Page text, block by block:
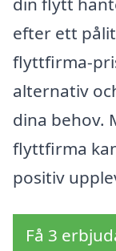
efter ett
flyttfirma-
alternativ
dina behov.
flyttfirma
positiv
Få 3